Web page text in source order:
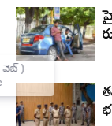
×
Telugu News